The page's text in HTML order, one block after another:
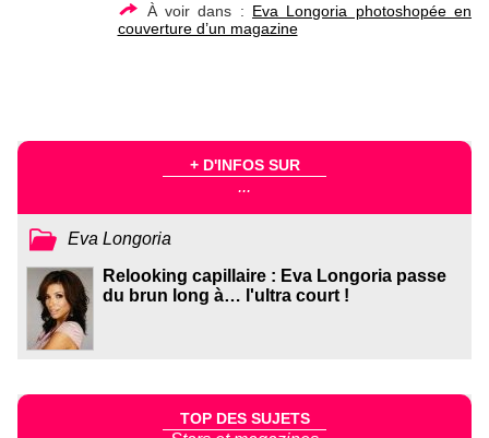
À voir dans : Eva Longoria photoshopée en
couverture d’un magazine
+ D'INFOS SUR
...
Eva Longoria
Relooking capillaire : Eva Longoria passe
du brun long à… l'ultra court !
TOP DES SUJETS